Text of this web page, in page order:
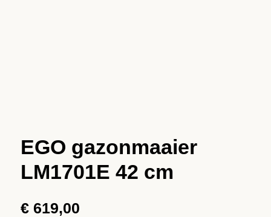
EGO gazonmaaier
LM1701E 42 cm
€619,00